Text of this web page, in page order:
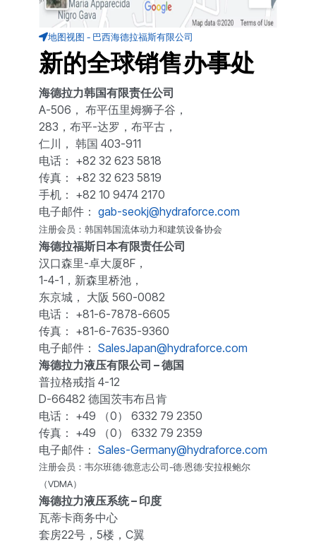
地图视图 - 巴西海德拉福斯有限公司
新的全球销售办事处
海德拉力韩国有限责任公司
A-506， 布平伍里姆狮子谷，
283，布平-达罗，布平古，
仁川， 韩国 403-911
电话： +82 32 623 5818
传真： +82 32 623 5819
手机： +82 10 9474 2170
电子邮件： gab-seokj@hydraforce.com
注册会员：韩国韩国流体动力和建筑设备协会
海德拉福斯日本有限责任公司
汉口森里-卓大厦8F，
1-4-1，新森里桥池，
东京城， 大阪 560-0082
电话： +81-6-7878-6605
传真： +81-6-7635-9360
电子邮件： SalesJapan@hydraforce.com
海德拉力液压有限公司 – 德国
普拉格戒指 4-12
D-66482 德国茨韦布吕肯
电话： +49 （0） 6332 79 2350
传真： +49 （0） 6332 79 2359
电子邮件： Sales-Germany@hydraforce.com
注册会员：韦尔班德·德意志公司-德·恩德·安拉根鲍尔
（VDMA）
海德拉力液压系统 – 印度
瓦蒂卡商务中心
套房22号，5楼，C翼